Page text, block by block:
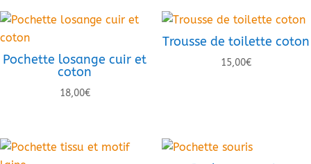
Pochette losange cuir et
coton
18,00€
Trousse de toilette coton
15,00€